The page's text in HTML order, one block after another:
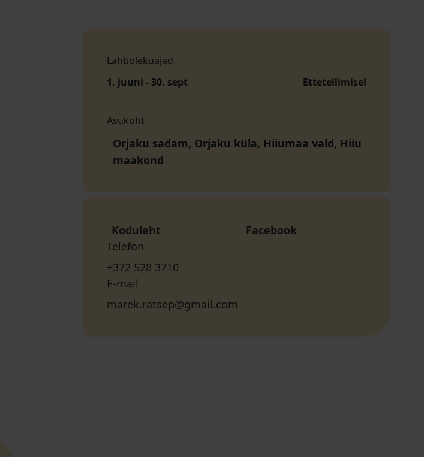
Lahtiolekuajad
1. juuni - 30. sept
Ettetellimisel
Asukoht
Orjaku sadam, Orjaku küla, Hiiumaa vald, Hiiu
maakond
Koduleht
Facebook
Telefon
+372 528 3710
E-mail
marek.ratsep@gmail.com